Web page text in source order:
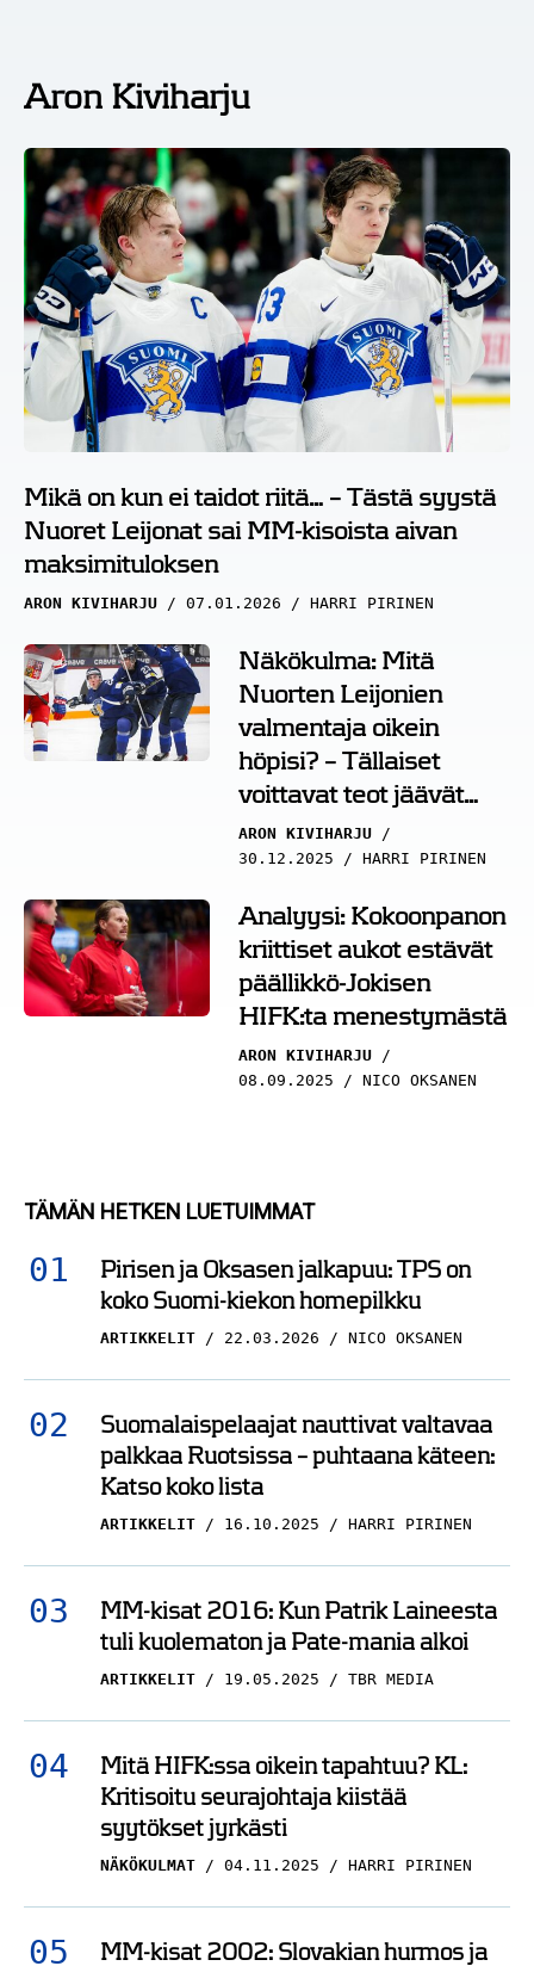
Aron Kiviharju
Mikä on kun ei taidot riitä… – Tästä syystä
Nuoret Leijonat sai MM-kisoista aivan
maksimituloksen
ARON KIVIHARJU 07.01.2026 HARRI PIRINEN
Näkökulma: Mitä
Nuorten Leijonien
valmentaja oikein
höpisi? – Tällaiset
voittavat teot jäävät
usein huomaamatta
ARON KIVIHARJU
30.12.2025
HARRI PIRINEN
Analyysi: Kokoonpanon
kriittiset aukot estävät
päällikkö-Jokisen
HIFK:ta menestymästä
ARON KIVIHARJU
08.09.2025
NICO OKSANEN
TÄMÄN HETKEN LUETUIMMAT
Pirisen ja Oksasen jalkapuu: TPS on
koko Suomi-kiekon homepilkku
ARTIKKELIT 22.03.2026 NICO OKSANEN
Suomalaispelaajat nauttivat valtavaa
palkkaa Ruotsissa – puhtaana käteen:
Katso koko lista
ARTIKKELIT 16.10.2025 HARRI PIRINEN
MM-kisat 2016: Kun Patrik Laineesta
tuli kuolematon ja Pate-mania alkoi
ARTIKKELIT 19.05.2025 TBR MEDIA
Mitä HIFK:ssa oikein tapahtuu? KL:
Kritisoitu seurajohtaja kiistää
syytökset jyrkästi
NÄKÖKULMAT 04.11.2025 HARRI PIRINEN
MM-kisat 2002: Slovakian hurmos ja